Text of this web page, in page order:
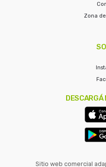
Zona
DESCARGÁ
Sitio web comercial